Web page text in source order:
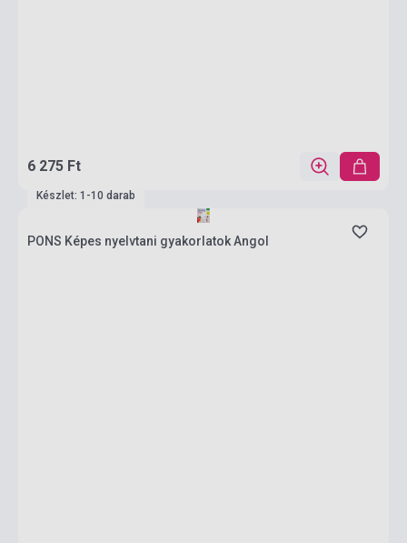
6 275 Ft
Készlet: 1-10 darab
PONS Képes nyelvtani gyakorlatok Angol